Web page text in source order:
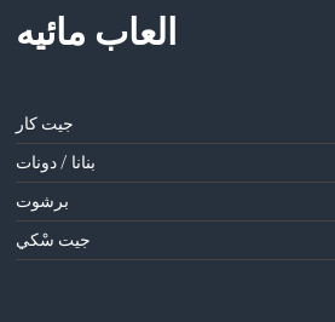
العاب مائيه
جيت كار
بنانا / دونات
برشوت
جيت سْكي